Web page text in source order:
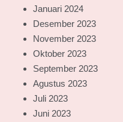
Januari 2024
Desember 2023
November 2023
Oktober 2023
September 2023
Agustus 2023
Juli 2023
Juni 2023